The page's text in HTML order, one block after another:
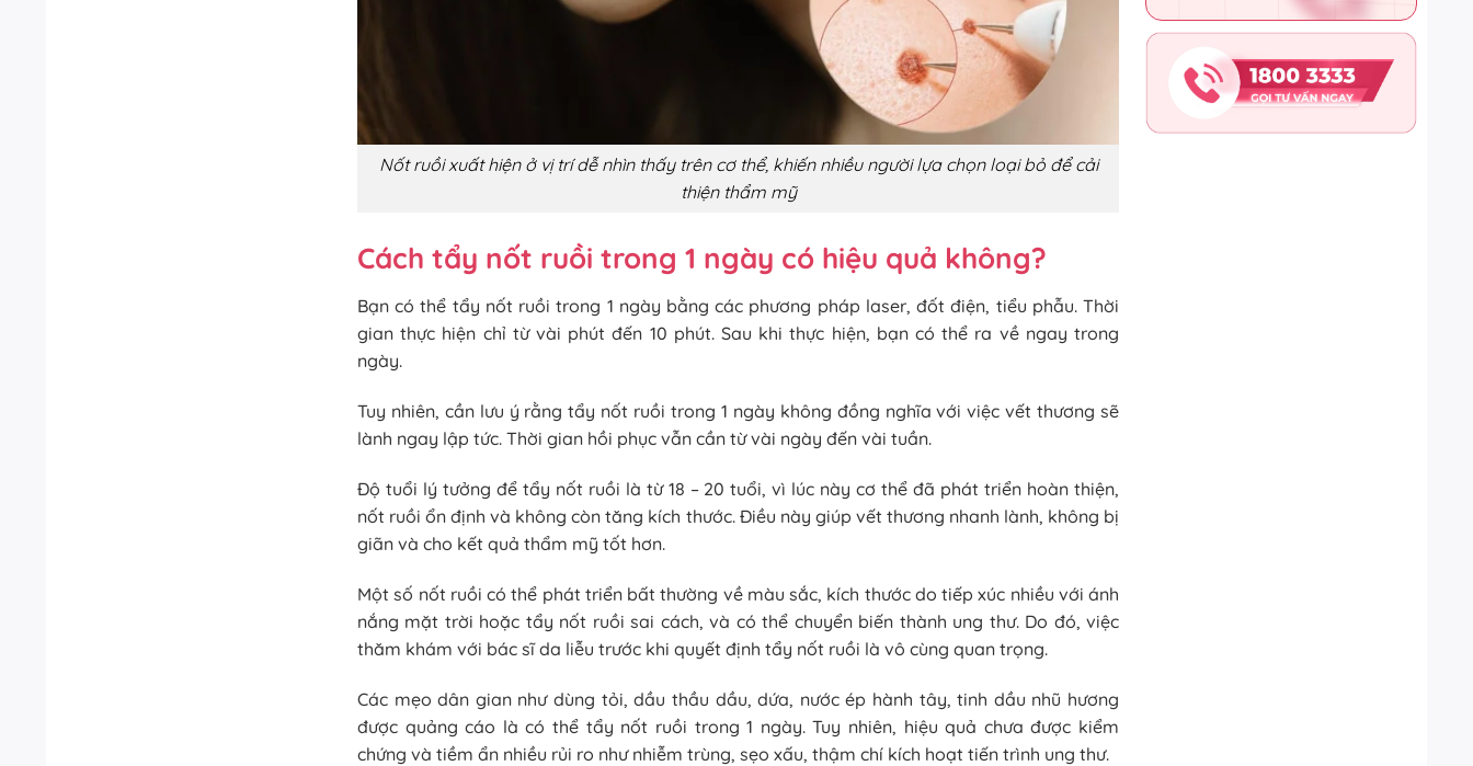
Nốt ruồi xuất hiện ở vị trí dễ nhìn thấy trên cơ thể, khiến nhiều người lựa chọn loại bỏ để cải
thiện thẩm mỹ
Cách tẩy nốt ruồi trong 1 ngày có hiệu quả không?
Bạn có thể tẩy nốt ruồi trong 1 ngày bằng các phương pháp laser, đốt điện, tiểu phẫu. Thời
gian thực hiện chỉ từ vài phút đến 10 phút. Sau khi thực hiện, bạn có thể ra về ngay trong
ngày.
Tuy nhiên, cần lưu ý rằng tẩy nốt ruồi trong 1 ngày không đồng nghĩa với việc vết thương sẽ
lành ngay lập tức. Thời gian hồi phục vẫn cần từ vài ngày đến vài tuần.
Độ tuổi lý tưởng để tẩy nốt ruồi là từ 18 – 20 tuổi, vì lúc này cơ thể đã phát triển hoàn thiện,
nốt ruồi ổn định và không còn tăng kích thước. Điều này giúp vết thương nhanh lành, không bị
giãn và cho kết quả thẩm mỹ tốt hơn.
Một số nốt ruồi có thể phát triển bất thường về màu sắc, kích thước do tiếp xúc nhiều với ánh
nắng mặt trời hoặc tẩy nốt ruồi sai cách, và có thể chuyển biến thành ung thư. Do đó, việc
thăm khám với bác sĩ da liễu trước khi quyết định tẩy nốt ruồi là vô cùng quan trọng.
Các mẹo dân gian như dùng tỏi, dầu thầu dầu, dứa, nước ép hành tây, tinh dầu nhũ hương
được quảng cáo là có thể tẩy nốt ruồi trong 1 ngày. Tuy nhiên, hiệu quả chưa được kiểm
chứng và tiềm ẩn nhiều rủi ro như nhiễm trùng, sẹo xấu, thậm chí kích hoạt tiến trình ung thư.